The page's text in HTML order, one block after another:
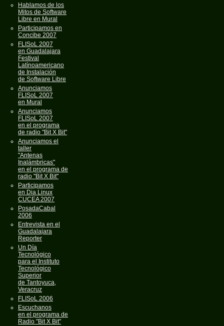
Hablamos de los
Mitos de Software
Libre en Mural
Participamos en
Concibe 2007
FLISoL 2007
en Guadalajara
Festival
Latínoamericano
de Instalación
de Software Libre
Anunciamos
FLISoL 2007
en Mural
Anunciamos
FLISoL 2007
en el programa
de radio "Bit X Bit"
Anunciamos el
taller
"Antenas
Inalámbricas"
en el programa de
radio "Bit X Bit"
Participamos
en Dia Linux
CUCEA 2007
PosadaCabal
2006
Entrevista en el
Guadalajara
Reporter
Un Día
Tecnológico
para el Instituto
Tecnológico
Superior
de Tantoyuca,
Veracruz
FLISoL 2006
Escuchanos
en el programa de
Radio "Bit X Bit"